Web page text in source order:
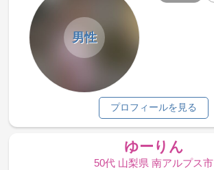
男性
プロフィールを見る
ゆーりん
50代 山梨県 南アルプス市